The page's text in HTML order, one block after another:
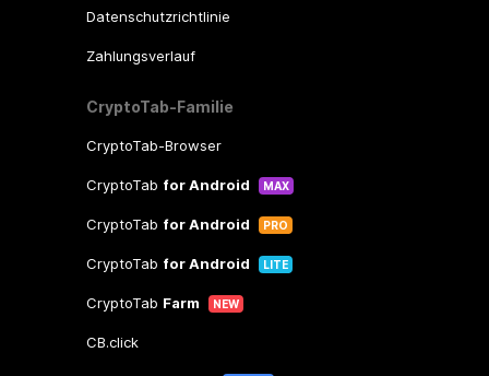
Datenschutzrichtlinie
Zahlungsverlauf
CryptoTab-Familie
CryptoTab-Browser
CryptoTab for Android MAX
CryptoTab for Android PRO
CryptoTab for Android LITE
CryptoTab Farm NEW
CB.click